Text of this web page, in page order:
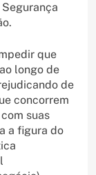
que
longo de
de
concorrem
suas
a figura do